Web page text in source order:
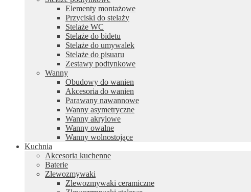
Elementy montażowe
Przyciski do stelaży
Stelaże WC
Stelaże do bidetu
Stelaże do umywalek
Stelaże do pisuaru
Zestawy podtynkowe
Wanny
Obudowy do wanien
Akcesoria do wanien
Parawany nawannowe
Wanny asymetryczne
Wanny akrylowe
Wanny owalne
Wanny wolnostojące
Kuchnia
Akcesoria kuchenne
Baterie
Zlewozmywaki
Zlewozmywaki ceramiczne